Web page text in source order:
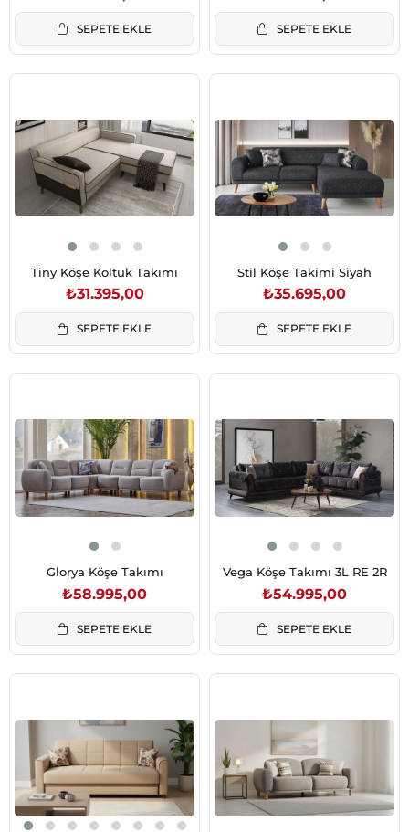
SEPETE EKLE SEPETE EKLE
Tiny Köşe Koltuk Takımı
₺31.395,00
SEPETE EKLE
Stil Köşe Takimi Siyah
₺35.695,00
SEPETE EKLE
Glorya Köşe Takımı
₺58.995,00
SEPETE EKLE
Vega Köşe Takımı 3L RE 2R
₺54.995,00
SEPETE EKLE